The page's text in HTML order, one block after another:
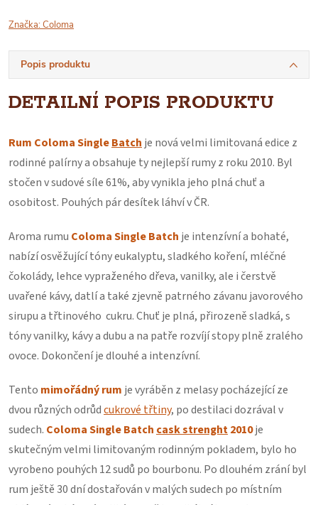
Značka:Coloma
Popis produktu
DETAILNÍ POPIS PRODUKTU
Rum Coloma SingleBatch je nová velmi limitovaná edice z
rodinné palírny a obsahuje ty nejlepší rumy z roku 2010. Byl
stočen v sudové síle 61%, aby vynikla jeho plná chuť a
osobitost. Pouhých pár desítek láhví v ČR.
Aroma rumu Coloma Single Batch je intenzívní a bohaté,
nabízí osvěžující tóny eukalyptu, sladkého koření, mléčné
čokolády, lehce vypraženého dřeva, vanilky, ale i čerstvě
uvařené kávy, datlí a také zjevně patrného závanu javorového
sirupu a třtinového cukru. Chuť je plná, přirozeně sladká, s
tóny vanilky, kávy a dubu a na patře rozvíjí stopy plně zralého
ovoce. Dokončení je dlouhé a intenzívní.
Tento mimořádný rum je vyráběn z melasy pocházející ze
dvou různých odrůdcukrové třtiny, po destilaci dozrával v
sudech. ColomaSingle Batch cask strenght2010je
skutečným velmi limitovaným rodinným pokladem, bylo ho
vyrobeno pouhých 12 sudů po bourbonu. Po dlouhém zrání byl
rum ještě 30 dní dostařován v malých sudech po místním